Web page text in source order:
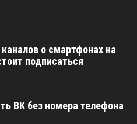
каналов о смартфонах на
подписаться
ВК без номера телефона